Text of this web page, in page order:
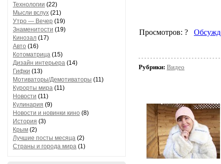
Технологии (22)
Мысли вслух (21)
Утро — Вечер (19)
Знаменитости (19)
Кинозал (17)
Авто (16)
Котоматрица (15)
Дизайн интерьера (14)
Гифки (13)
Мотиваторы/Демотиваторы (11)
Курорты мира (11)
Новости (11)
Кулинария (9)
Новости и новинки кино (8)
История (3)
Крым (2)
Лучшие посты месяца (2)
Страны и города мира (1)
Рубрики: Видео